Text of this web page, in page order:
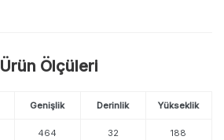
Ürün Ölçüleri
Genişlik Derinlik Yükseklik
464 32 188